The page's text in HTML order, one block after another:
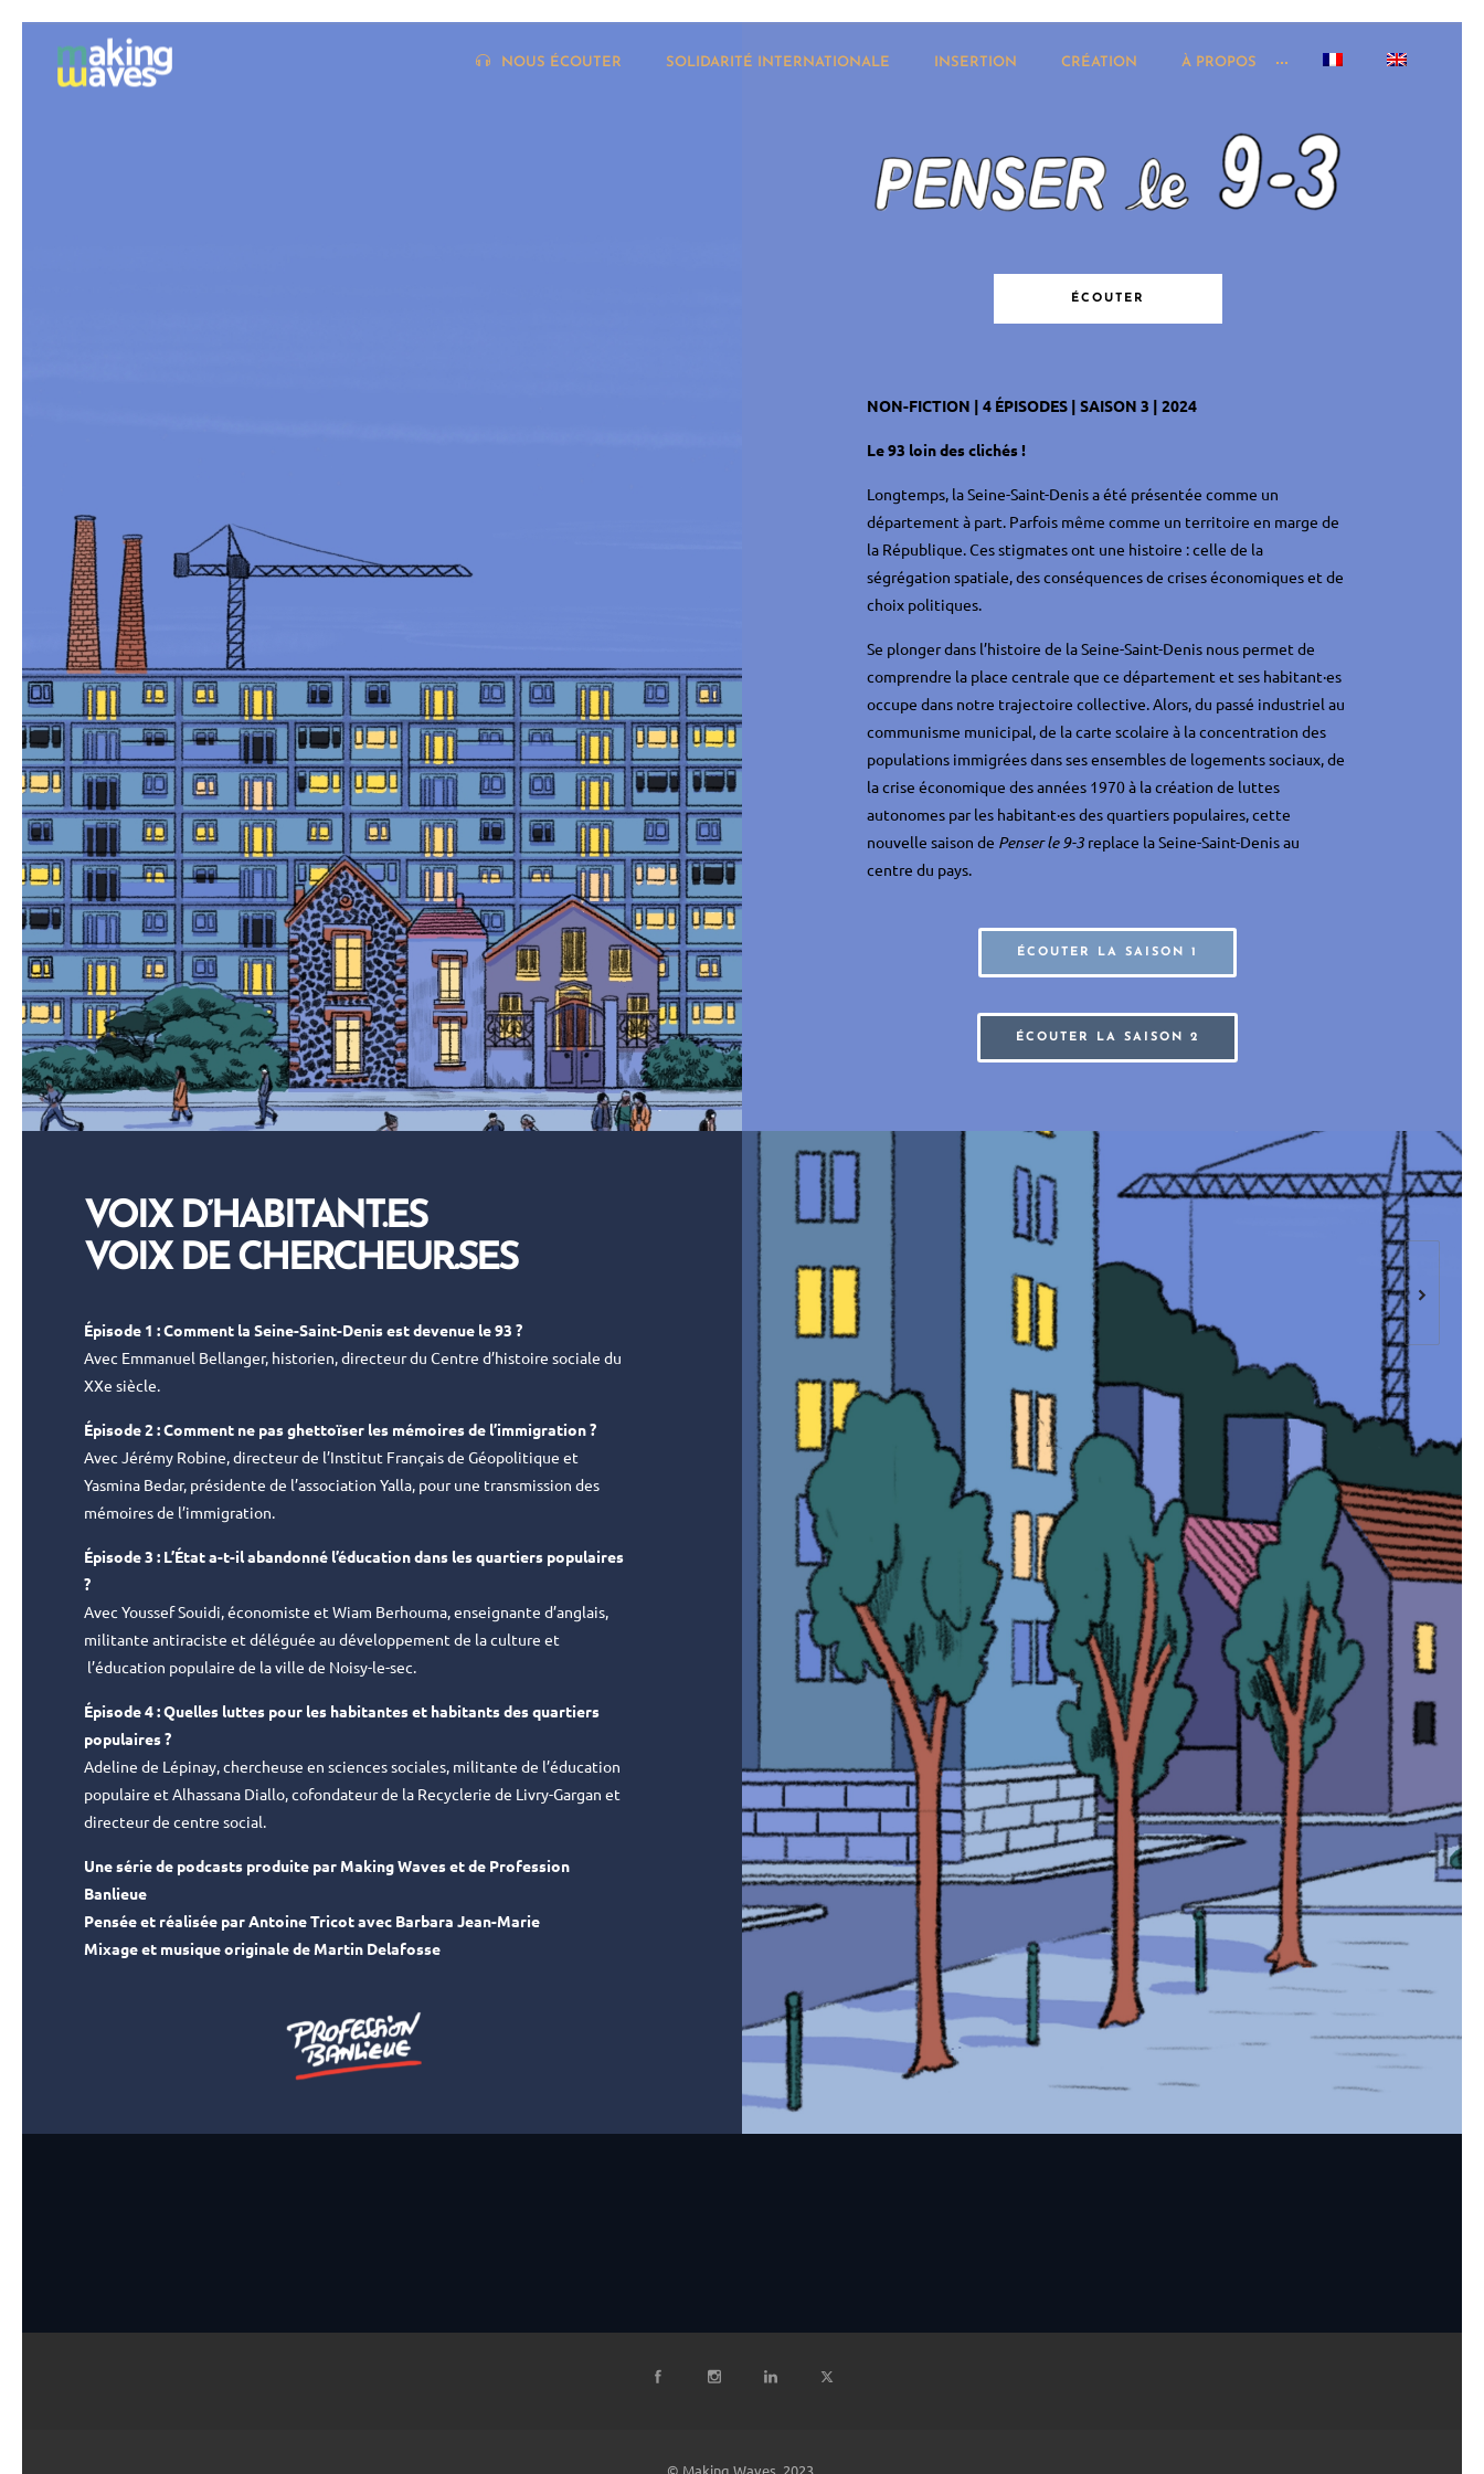
NOUS ÉCOUTER SOLIDARITÉ INTERNATIONALE INSERTION CRÉATION À PROPOS
ÉCOUTER
NON-FICTION | 4 ÉPISODES | SAISON 3 | 2024
Le 93 loin des clichés !
Longtemps, la Seine-Saint-Denis a été présentée comme un
département à part. Parfois même comme un territoire en marge de
la République. Ces stigmates ont une histoire : celle de la
ségrégation spatiale, des conséquences de crises économiques et de
choix politiques.
Se plonger dans l’histoire de la Seine-Saint-Denis nous permet de
comprendre la place centrale que ce département et ses habitant·es
occupe dans notre trajectoire collective. Alors, du passé industriel au
communisme municipal, de la carte scolaire à la concentration des
populations immigrées dans ses ensembles de logements sociaux, de
la crise économique des années 1970 à la création de luttes
autonomes par les habitant·es des quartiers populaires, cette
nouvelle saison de Penser le 9-3replace la Seine-Saint-Denis au
centre du pays.
ÉCOUTER LA SAISON 1
ÉCOUTER LA SAISON 2
VOIX D’HABITANT.ES
VOIX DE CHERCHEUR.SES
Épisode 1 : Comment la Seine-Saint-Denis est devenue le 93 ?
Avec Emmanuel Bellanger, historien, directeur du Centre d’histoire sociale du
XXe siècle.
Épisode 2 :Comment ne pas ghettoïser les mémoires de l’immigration ?
Avec Jérémy Robine, directeur de l’Institut Français de Géopolitique et
Yasmina Bedar, présidente de l’association Yalla, pour une transmission des
mémoires de l’immigration.
Épisode 3 : L’État a-t-il abandonné l’éducation dans les quartiers populaires
?
Avec Youssef Souidi, économiste et Wiam Berhouma, enseignante d’anglais,
militante antiraciste et déléguée au développement de la culture et
l’éducation populaire de la ville de Noisy-le-sec.
Épisode 4 :Quelles luttes pour les habitantes et habitants des quartiers
populaires ?
Adeline de Lépinay, chercheuse en sciences sociales, militante de l’éducation
populaire et Alhassana Diallo, cofondateur de la Recyclerie de Livry-Gargan et
directeur de centre social.
Une série de podcasts produite par Making Waves et de Profession
Banlieue
Pensée et réalisée par Antoine Tricot avec Barbara Jean-Marie
Mixage et musique originale de Martin Delafosse
© Making Waves, 2023.